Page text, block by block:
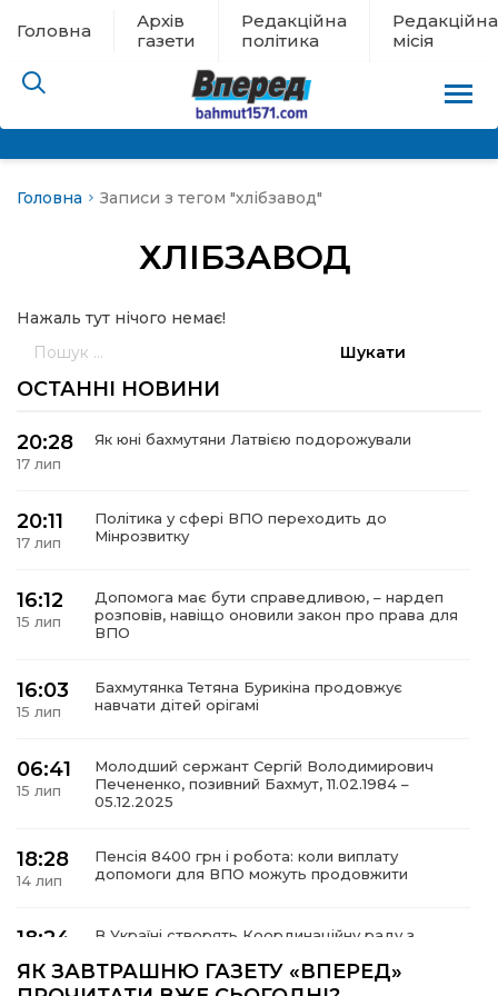
Головна
Архів
газети
Редакційна
політика
Редакційна
місія
новини
місія
Головна Записи з тегом "хлібзавод"
ХЛІБЗАВОД
Нажаль тут нічого немає!
ОСТАННІ НОВИНИ
20:28
17 лип
Як юні бахмутяни Латвією подорожували
20:11
17 лип
Політика у сфері ВПО переходить до
Мінрозвитку
16:12
15 лип
Допомога має бути справедливою, – нардеп
розповів, навіщо оновили закон про права для
ВПО
16:03
15 лип
Бахмутянка Тетяна Бурикіна продовжує
навчати дітей орігамі
06:41
15 лип
Молодший сержант Сергій Володимирович
Печененко, позивний Бахмут, 11.02.1984 –
05.12.2025
18:28
14 лип
Пенсія 8400 грн і робота: коли виплату
допомоги для ВПО можуть продовжити
18:24
В Україні створять Координаційну раду з
кордону
ЯК ЗАВТРАШНЮ ГАЗЕТУ «ВПЕРЕД»